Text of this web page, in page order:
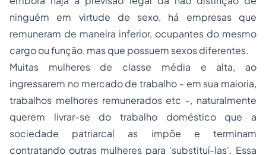
ninguém em virtude de sexo, há empresas que
remuneram de maneira inferior, ocupantes do mesmo
cargo ou função, mas que possuem sexos diferentes.
Muitas mulheres de classe média e alta, ao
ingressarem no mercado de trabalho - em sua maioria,
trabalhos melhores remunerados etc -, naturalmente
querem livrar-se do trabalho doméstico que a
sociedade patriarcal as impõe e terminam
contratando outras mulheres para 'substituí-las'. Essa